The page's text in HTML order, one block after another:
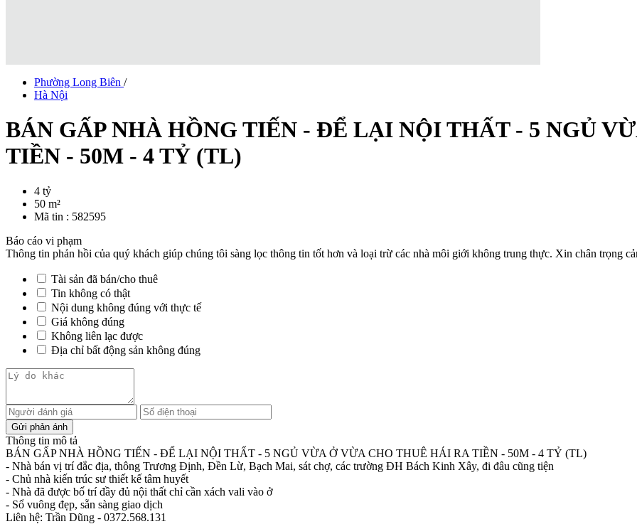
Phường Long Biên /
Hà Nội
BÁN GẤP NHÀ HỒNG TIẾN - ĐỂ LẠI NỘI THẤT - 5 NGỦ
TIỀN - 50M - 4 TỶ (TL)
4 tỷ
50 m²
Mã tin : 582595
Báo cáo vi phạm
Thông tin phản hồi của quý khách giúp chúng tôi sàng lọc thông tin tốt hơn và loại trừ các nhà môi giới không trung thực. Xin chân trọng
Tài sản đã bán/cho thuê
Tin không có thật
Nội dung không đúng với thực tế
Giá không đúng
Không liên lạc được
Địa chỉ bất động sản không đúng
Thông tin mô tả
BÁN GẤP NHÀ HỒNG TIẾN - ĐỂ LẠI NỘI THẤT - 5 NGỦ VỪA Ở VỪA CHO THUÊ HÁI RA TIỀN - 50M - 4 TỶ (TL)
- Nhà bán vị trí đắc địa, thông Trương Định, Đền Lừ, Bạch Mai, sát chợ, các trường ĐH Bách Kinh Xây, đi đâu cũng tiện
- Chủ nhà kiến trúc sư thiết kế tâm huyết
- Nhà đã được bố trí đầy đủ nội thất chỉ cần xách vali vào ở
- Sổ vuông đẹp, sẵn sàng giao dịch
Liên hệ: Trần Dũng - 0372.568.131